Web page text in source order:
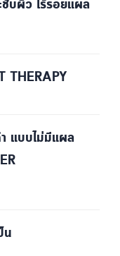
บผิว ไร้รอยแผล
THERAPY
แบบไม่มีแผล
น